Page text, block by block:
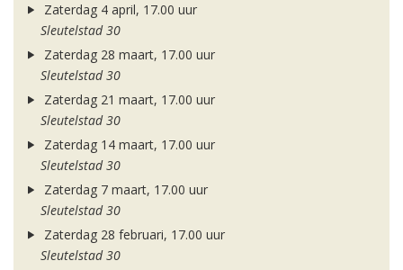
Zaterdag 4 april, 17.00 uur
Sleutelstad 30
Zaterdag 28 maart, 17.00 uur
Sleutelstad 30
Zaterdag 21 maart, 17.00 uur
Sleutelstad 30
Zaterdag 14 maart, 17.00 uur
Sleutelstad 30
Zaterdag 7 maart, 17.00 uur
Sleutelstad 30
Zaterdag 28 februari, 17.00 uur
Sleutelstad 30